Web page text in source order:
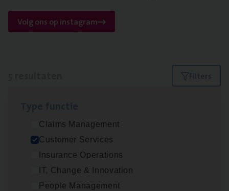
Volg ons op instagram
Filters
Claims Management
Customer Services
Insurance Operations
IT, Change & Innovation
People Management
Insu­ran­ce Bro­kerKMO
Antwerpen